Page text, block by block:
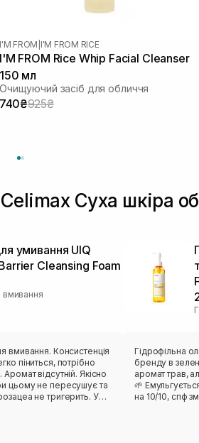
I'M FROM I'M FROM RICE
I'M FROM Rice Whip Facial Cleanser
150 мл
Очищуючий засіб для обличчя
740₴925₴
Суха шкіра
умивання UIQ
Cleansing Foam
вмивання
Консистенція
піниться, потрібно
цьому не пересушує та
не тригерить. У
Гідрофільна
бренду в
аромат трав,
🌱
на 10/10, спф